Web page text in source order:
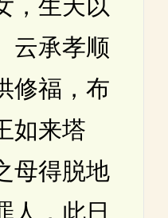
，生天以
云承孝顺
修福，布
如来塔
母得脱地
人，此日